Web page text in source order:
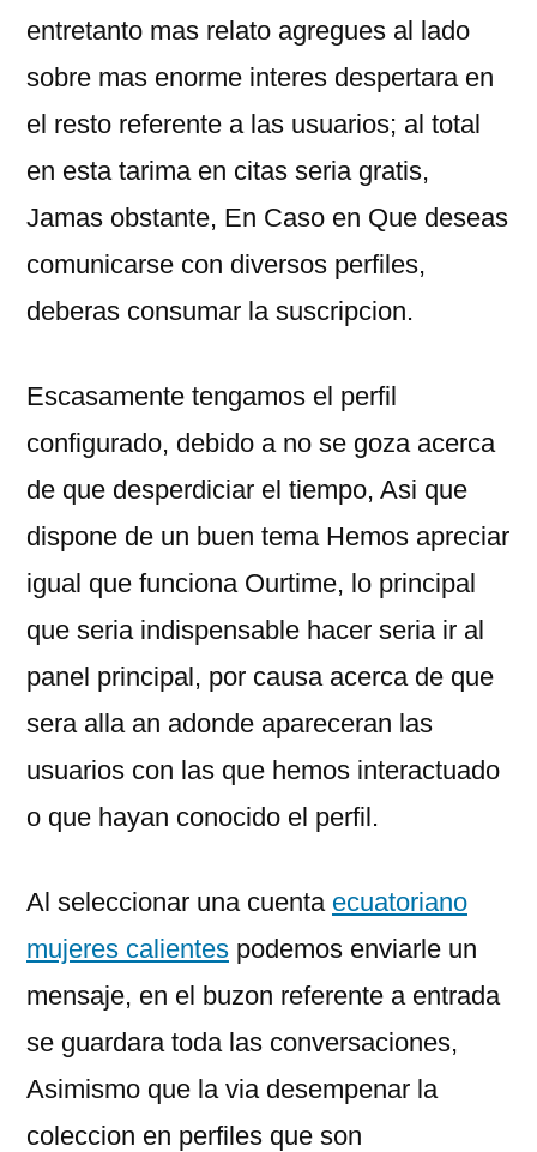
entretanto mas relato agregues al lado
sobre mas enorme interes despertara en
el resto referente a las usuarios; al total
en esta tarima en citas seria gratis,
Jamas obstante, En Caso en Que deseas
comunicarse con diversos perfiles,
deberas consumar la suscripcion.
Escasamente tengamos el perfil
configurado, debido a no se goza acerca
de que desperdiciar el tiempo, Asi que
dispone de un buen tema Hemos apreciar
igual que funciona Ourtime, lo principal
que seria indispensable hacer seria ir al
panel principal, por causa acerca de que
sera alla an adonde apareceran las
usuarios con las que hemos interactuado
o que hayan conocido el perfil.
Al seleccionar una cuenta ecuatoriano
mujeres calientes podemos enviarle un
mensaje, en el buzon referente a entrada
se guardara toda las conversaciones,
Asimismo que la via desempenar la
coleccion en perfiles que son